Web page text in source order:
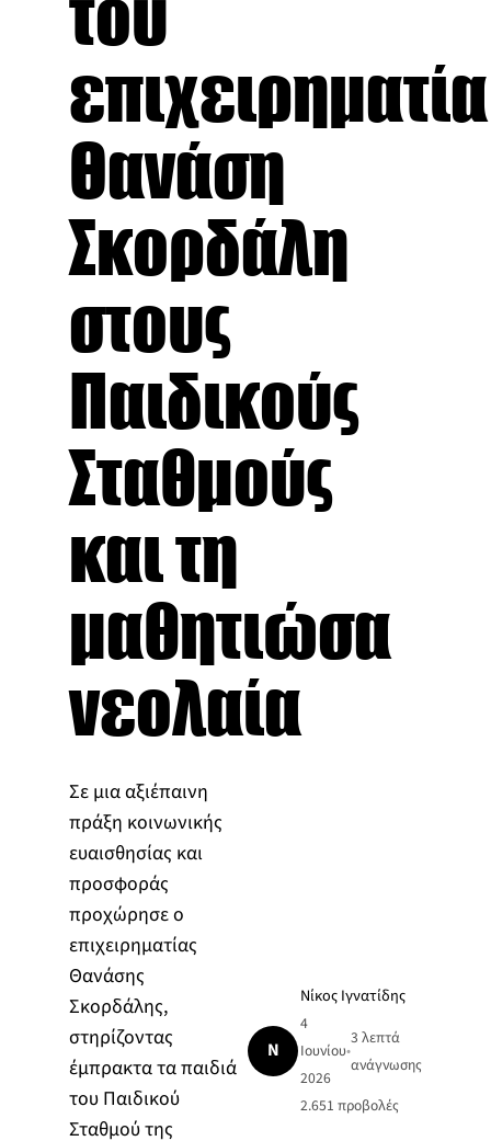
επιχειρηματία
Θανάση
Σκορδάλη
στους
Παιδικούς
Σταθμούς
και τη
μαθητιώσα
νεολαία
Σε μια αξιέπαινη
πράξη κοινωνικής
ευαισθησίας και
προσφοράς
προχώρησε ο
επιχειρηματίας
Θανάσης
Σκορδάλης,
στηρίζοντας
έμπρακτα τα παιδιά
του Παιδικού
Σταθμού της
Ν
Νίκος Ιγνατίδης
4
Ιουνίου
2026
•
3 λεπτά
ανάγνωσης
2.651 προβολές